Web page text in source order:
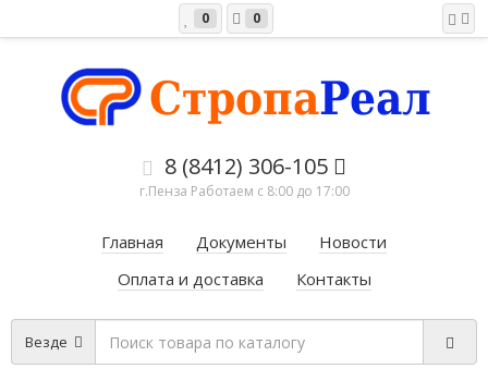
0 0
8 (8412) 306-105
г.Пенза Работаем c 8:00 до 17:00
Главная Документы
Новости
Оплата и доставка
Контакты
Везде